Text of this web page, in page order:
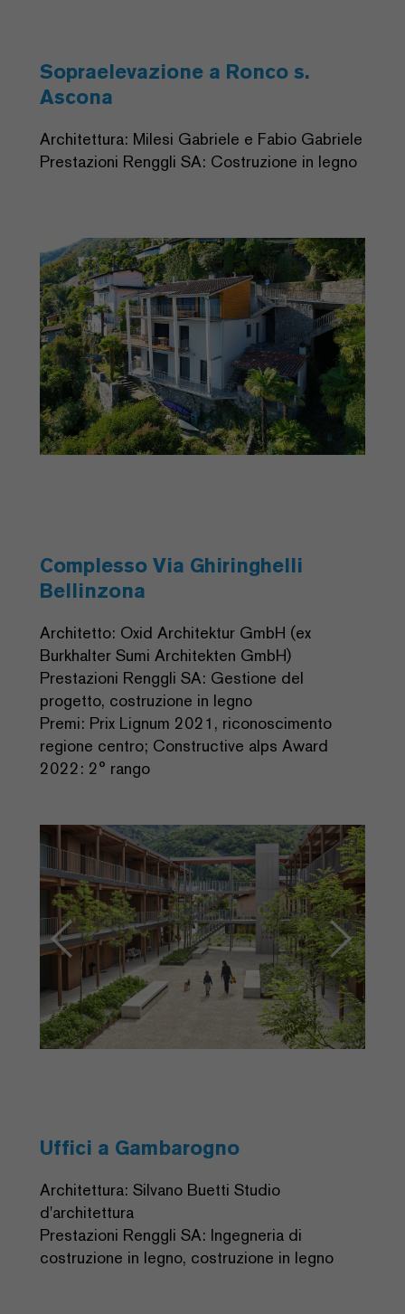
Sopraelevazione a Ronco s.
Ascona
Architettura: Milesi Gabriele e Fabio Gabriele
Prestazioni Renggli SA: Costruzione in legno
Complesso Via Ghiringhelli
Bellinzona
Architetto: Oxid Architektur GmbH (ex
Burkhalter Sumi Architekten GmbH)
Prestazioni Renggli SA: Gestione del
progetto, costruzione in legno
Premi: Prix Lignum 2021, riconoscimento
regione centro; Constructive alps Award
2022: 2° rango
Previous Next
Uffici a Gambarogno
Architettura: Silvano Buetti Studio
d'architettura
Prestazioni Renggli SA: Ingegneria di
costruzione in legno, costruzione in legno